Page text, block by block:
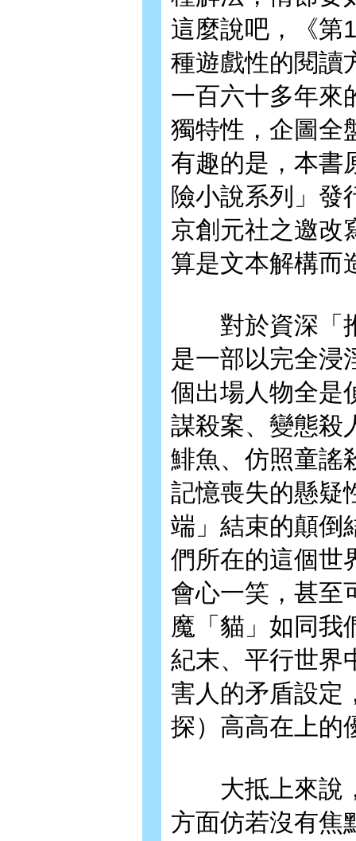
這麼說吧，《第
種遊戲性的閱讀
一百六十多年來
獨特性，企圖全
有趣的是，本書
險小說系列」發
京創元社之邀改
算是文本解構而
對於資深「推
是一部以完全浸
個出場人物全是
謀殺案、變態殺
鯡魚、仿照童謠
記憶喪失的懸疑
端」結束的顛倒
們所在的這個世
會心一笑，甚至
魔「貓」如同我
紀末、平行世界
害人的矛盾設定
探）高高在上的
大抵上來說，
方面仿若沒有焦